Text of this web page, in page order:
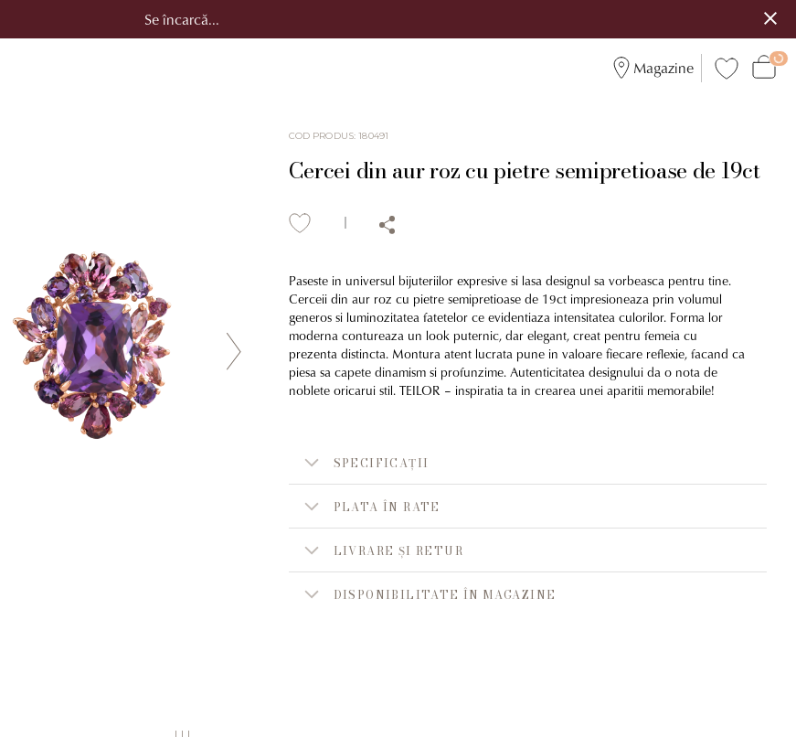
Se încarcă...
Magazine
COD PRODUS:180491
Cercei din aur roz cu pietre semipretioase de 19ct
Paseste in universul bijuteriilor expresive si lasa designul sa vorbeasca pentru tine.
Cerceii din aur roz cu pietre semipretioase de 19ct impresioneaza prin volumul
generos si luminozitatea fatetelor ce evidentiaza intensitatea culorilor. Forma lor
moderna contureaza un look puternic, dar elegant, creat pentru femeia cu
prezenta distincta. Montura atent lucrata pune in valoare fiecare reflexie, facand ca
piesa sa capete dinamism si profunzime. Autenticitatea designului da o nota de
noblete oricarui stil. TEILOR – inspiratia ta in crearea unei aparitii memorabile!
SPECIFICAȚII
PLATA ÎN RATE
LIVRARE ȘI RETUR
DISPONIBILITATE ÎN MAGAZINE